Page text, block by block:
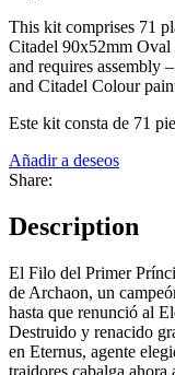
This kit comprises 71
Citadel 90x52mm Oval
and requires assembly
and Citadel Colour
Este kit consta de 71
Añadir a deseos
Share:
Description
El Filo del Primer
de Archaon, un
hasta que renunció al
Destruido y renacido
en Eternus, agente
traidores cabalga ahora